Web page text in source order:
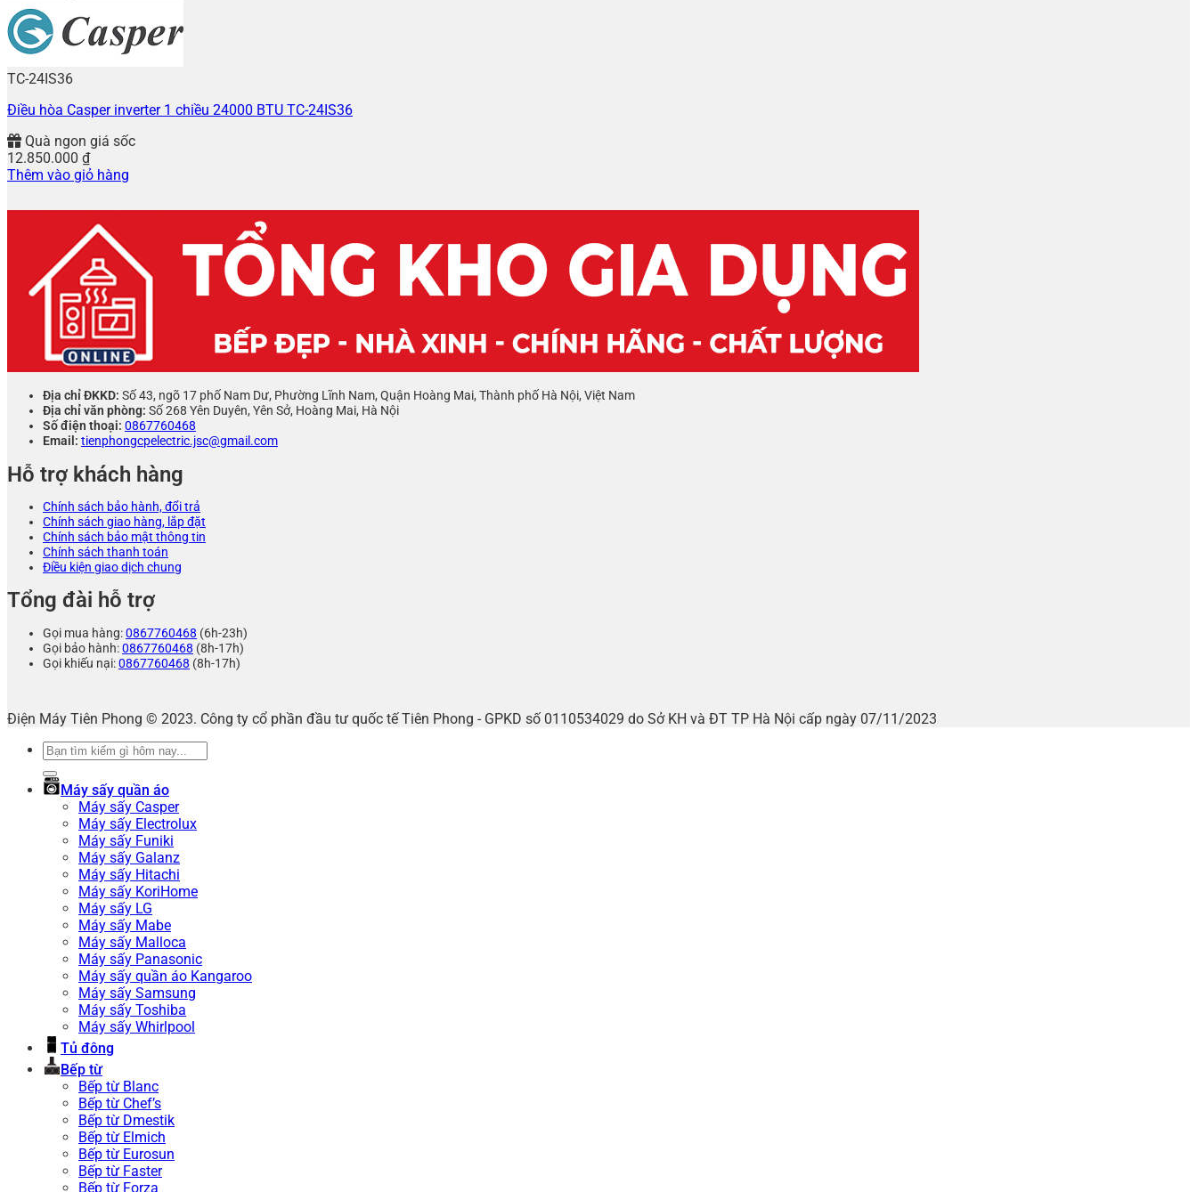
TC-24IS36
Điều hòa Casper inverter 1 chiều 24000 BTU TC-24IS36
Quà ngon giá sốc
12.850.000 ₫
Thêm vào giỏ hàng
Địa chỉ ĐKKD: Số 43, ngõ 17 phố Nam Dư, Phường Lĩnh Nam, Quận Hoàng Mai, Thành phố Hà Nội, Việt Nam
Địa chỉ văn phòng: Số 268 Yên Duyên, Yên Sở, Hoàng Mai, Hà Nội
Số điện thoại: 0867760468
Email: tienphongcpelectric.jsc@gmail.com
Hỗ trợ khách hàng
Chính sách bảo hành, đổi trả
Chính sách giao hàng, lắp đặt
Chính sách bảo mật thông tin
Chính sách thanh toán
Điều kiện giao dịch chung
Tổng đài hỗ trợ
Gọi mua hàng:0867760468 (6h-23h)
Gọi bảo hành:0867760468 (8h-17h)
Gọi khiếu nại:0867760468 (8h-17h)
Điện Máy Tiên Phong © 2023. Công ty cổ phần đầu tư quốc tế Tiên Phong - GPKD số 0110534029 do Sở KH và ĐT TP Hà Nội cấp ngày 07/11/2023
Tìm
Máy sấy quần áo
Máy sấy Casper
Máy sấy Electrolux
Máy sấy Funiki
Máy sấy Galanz
Máy sấy Hitachi
Máy sấy KoriHome
Máy sấy LG
Máy sấy Mabe
Máy sấy Malloca
Máy sấy Panasonic
Máy sấy quần áo Kangaroo
Máy sấy Samsung
Máy sấy Toshiba
Máy sấy Whirlpool
Tủ đông
Bếp từ
Bếp từ Blanc
Bếp từ Chef’s
Bếp từ Dmestik
Bếp từ Elmich
Bếp từ Eurosun
Bếp từ Faster
Bếp từ Forza